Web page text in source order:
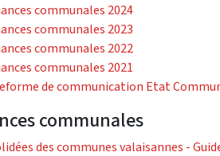
communales 2024
communales 2023
communales 2022
communales 2021
de communication Etat
communales
des communes valaisannes -